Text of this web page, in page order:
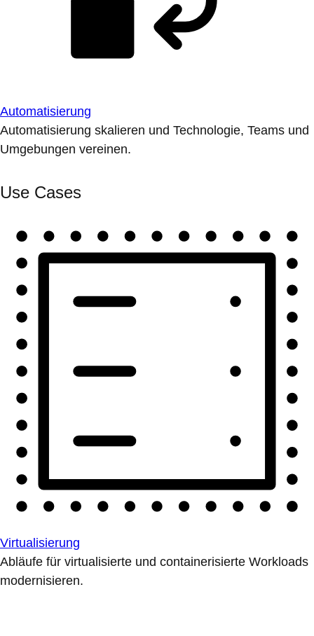
Automatisierung
Automatisierung skalieren und Technologie, Teams und
Umgebungen vereinen.
Use Cases
Virtualisierung
Abläufe für virtualisierte und containerisierte Workloads
modernisieren.